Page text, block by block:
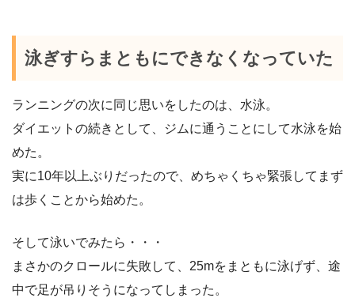
泳ぎすらまともにできなくなっていた
ランニングの次に同じ思いをしたのは、水泳。
ダイエットの続きとして、ジムに通うことにして水泳を始
めた。
実に10年以上ぶりだったので、めちゃくちゃ緊張してまず
は歩くことから始めた。
そして泳いでみたら・・・
まさかのクロールに失敗して、25mをまともに泳げず、途
中で足が吊りそうになってしまった。